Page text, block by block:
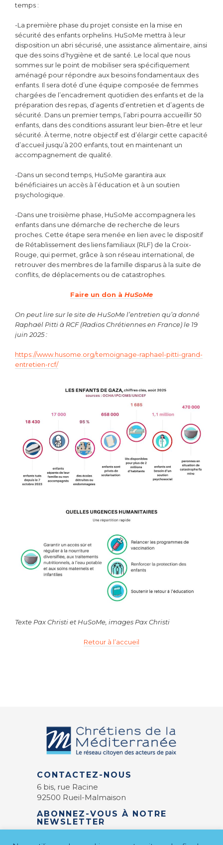
temps :
-La première phase du projet consiste en la mise en
sécurité des enfants orphelins. HuSoMe mettra à leur
disposition un abri sécurisé, une assistance alimentaire, ainsi
que des soins d’hygiène et de santé. Le local que nous
sommes sur le point de mobiliser sera spécifiquement
aménagé pour répondre aux besoins fondamentaux des
enfants. Il sera doté d’une équipe composée de femmes
chargées de l’encadrement quotidien des enfants et de la
préparation des repas, d’agents d’entretien et d’agents de
sécurité. Dans un premier temps, l’abri pourra accueillir 50
enfants, dans des conditions assurant leur bien-être et leur
sécurité. À terme, notre objectif est d’élargir cette capacité
d’accueil jusqu’à 200 enfants, tout en maintenant un
accompagnement de qualité.
-Dans un second temps, HuSoMe garantira aux
bénéficiaires un accès à l’éducation et à un soutien
psychologique.
-Dans une troisième phase, HuSoMe accompagnera les
enfants dans une démarche de recherche de leurs
proches. Cette étape sera menée en lien avec le dispositif
de Rétablissement des liens familiaux (RLF) de la Croix-
Rouge, qui permet, grâce à son réseau international, de
retrouver des membres de la famille disparus à la suite de
conflits, de déplacements ou de catastrophes.
Faire un don à HuSoMe
On peut lire sur le site de HuSoMe l’entretien qu’a donné
Raphaël Pitti à RCF (Radios Chrétiennes en France) le 19
juin 2025 :
https://www.husome.org/temoignage-raphael-pitti-grand-
entretien-rcf/
Texte Pax Christi et HuSoMe, images Pax Christi
Retour à l’accueil
CONTACTEZ-NOUS
6 bis, rue Racine
92500 Rueil-Malmaison
ABONNEZ-VOUS À NOTRE
NEWSLETTER